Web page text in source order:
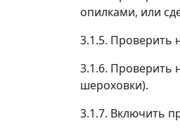
опилками, или
3.1.5. Проверить
3.1.6. Проверить
шероховки).
3.1.7. Включить